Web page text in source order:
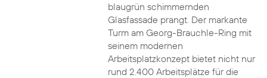
blaugrün schimmernden
Glasfassade prangt. Der markante
Turm am Georg-Brauchle-Ring mit
seinem modernen
Arbeitsplatzkonzept bietet nicht nur
rund 2.400 Arbeitsplätze für die